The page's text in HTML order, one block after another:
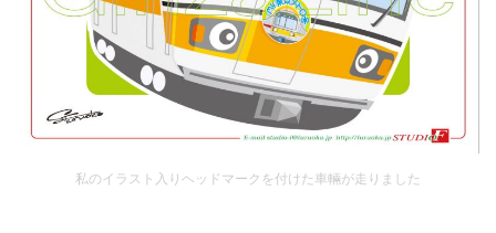
私のイラスト入りヘッドマークを付けた車輛が走りました